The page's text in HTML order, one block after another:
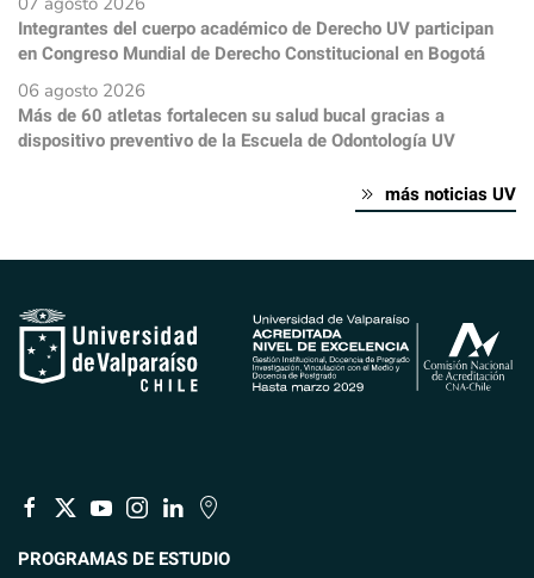
Integrantes del cuerpo académico de Derecho UV participan
en Congreso Mundial de Derecho Constitucional en Bogotá
06 agosto 2026
Más de 60 atletas fortalecen su salud bucal gracias a
dispositivo preventivo de la Escuela de Odontología UV
más noticias UV
PROGRAMAS DE ESTUDIO